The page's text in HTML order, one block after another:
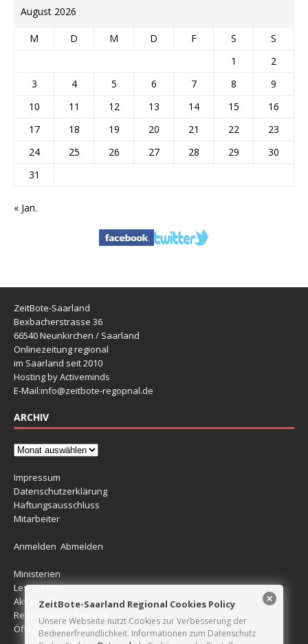
August 2026
M D M D F S
S
1
2
3
4 5 6 7 8
9
10
11 12 13 14 15
16
17
18 19 20 21 22
23
24
25 26 27 28 29
30
31
« Jan.
ZeitBote-Saarland
Bexbacherstrasse 36
66540 Neunkirchen / Saarland
Onlinezeitung regional
im Saarland seit 2010
Hosting by Activeminds
E-Mail:info@zeitbote-regopnal.de
ARCHIV
Impressum
Datenschutzerklärung
Haftungsausschluss
Mitarbeiter
Anmelden Abmelden
Ministerien
Leserreport
Aktuelle Blitzer
Redaktionelle Beiträge
Öffentlichkeitsfahndungen
ZeitBote-Saarland Regional Cookies Policy
Unsere Webseite nutzt Cookies zur Verbesserung der
Bedienerfreundlichkeit. Informationen zum Datenschutz